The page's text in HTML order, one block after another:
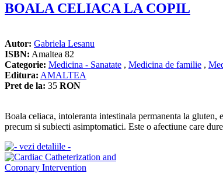
BOALA CELIACA LA COPIL
Autor: Gabriela Lesanu
ISBN: Amaltea 82
Categorie: Medicina - Sanatate , Medicina de familie ,
Editura: AMALTEA
Pret de la: 35 RON
Boala celiaca, intoleranta intestinala permanenta la
precum si subiecti asimptomatici. Este o afectiune care